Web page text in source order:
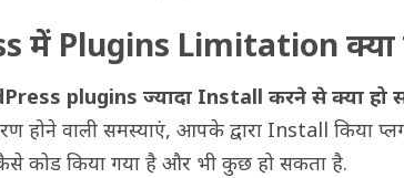
में Plugins Limitation क्या
plugins ज्यादा Install करने से क्या हो
होने वाली समस्याएं, आपके द्वारा Install किया
कोड किया गया है और भी कुछ हो सकता है.